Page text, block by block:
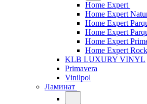
Home Expert
Home Expert
Home Expert
Home Expert
Home Expert
Home Expert Rock
KLB LUXURY VINYL
Primavera
Vinilpol
Ламинат